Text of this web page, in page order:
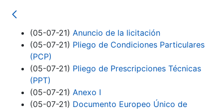
(05-07-21) Anuncio de la licitación
(05-07-21) Pliego de Condiciones Particulares
(PCP)
(05-07-21) Pliego de Prescripciones Técnicas
(PPT)
(05-07-21) Anexo I
(05-07-21) Documento Europeo Único de